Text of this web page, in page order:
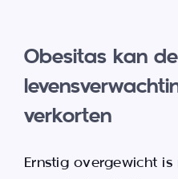
Obesitas kan de
verkorten
Ernstig overgewicht